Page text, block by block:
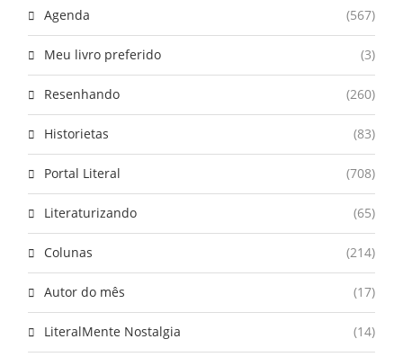
Agenda (567)
Meu livro preferido (3)
Resenhando (260)
Historietas (83)
Portal Literal (708)
Literaturizando (65)
Colunas (214)
Autor do mês (17)
LiteralMente Nostalgia (14)